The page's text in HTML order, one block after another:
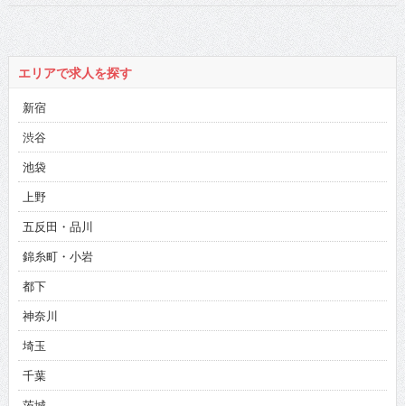
エリアで求人を探す
新宿
渋谷
池袋
上野
五反田・品川
錦糸町・小岩
都下
神奈川
埼玉
千葉